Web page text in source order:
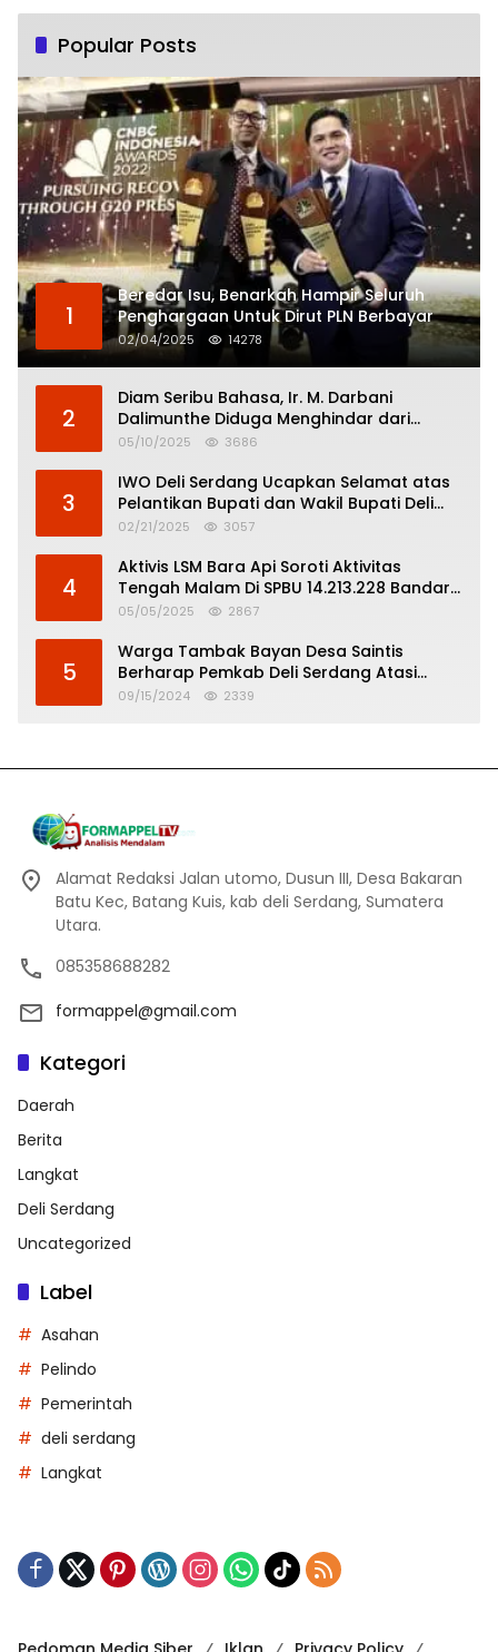
Popular Posts
1
Beredar Isu, Benarkah Hampir Seluruh
Penghargaan Untuk Dirut PLN Berbayar
02/04/2025 14278
2
Diam Seribu Bahasa, Ir. M. Darbani
Dalimunthe Diduga Menghindar dari
Pertanggungjawaban Politik
05/10/2025 3686
3
IWO Deli Serdang Ucapkan Selamat atas
Pelantikan Bupati dan Wakil Bupati Deli
Serdang
02/21/2025 3057
4
Aktivis LSM Bara Api Soroti Aktivitas
Tengah Malam Di SPBU 14.213.228 Bandar
Tinggi
05/05/2025 2867
5
Warga Tambak Bayan Desa Saintis
Berharap Pemkab Deli Serdang Atasi
Banjir
09/15/2024 2339
Alamat Redaksi Jalan utomo, Dusun III, Desa Bakaran
Batu Kec, Batang Kuis, kab deli Serdang, Sumatera
Utara.
085358688282
formappel@gmail.com
Kategori
Daerah
Berita
Langkat
Deli Serdang
Uncategorized
Label
Asahan
Pelindo
Pemerintah
deli serdang
Langkat